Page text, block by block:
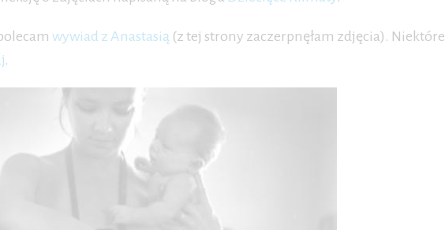
wywiad z Anastasią (z tej strony zaczerpnęłam zdjęcia). Niektóre
.